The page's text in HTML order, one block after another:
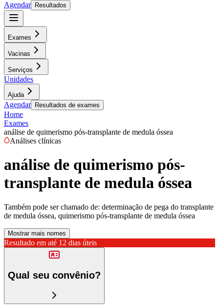
Agendar
Resultados
Exames
Vacinas
Serviços
Unidades
Ajuda
Agendar Resultados de exames
Home
Exames
análise de quimerismo pós-transplante de medula óssea
Análises clínicas
análise de quimerismo pós-
transplante de medula óssea
Também pode ser chamado de: determinação de pega do transplante
de medula óssea, quimerismo pós-transplante de medula óssea
Mostrar mais nomes
Resultado em até 12 dias úteis
Qual seu convênio?